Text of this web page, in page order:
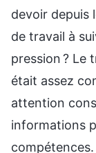
devoir depuis
de travail à
pression ? Le
était assez
attention
informations